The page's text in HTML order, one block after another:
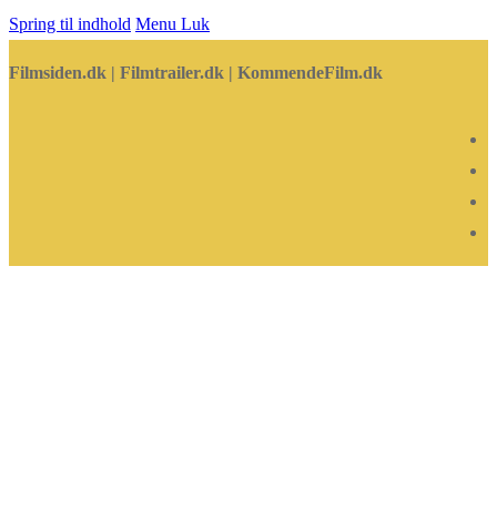
Spring til indhold Menu Luk
Filmsiden.dk | Filmtrailer.dk | KommendeFilm.dk